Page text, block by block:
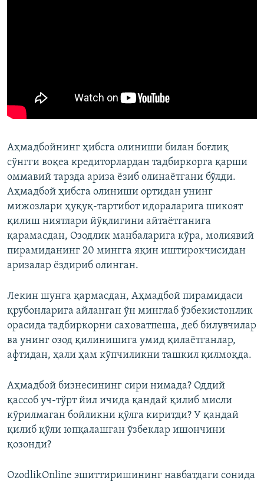
Аҳмадбойнинг ҳибсга олиниши билан боғлиқ
сўнгги воқеа кредиторлардан тадбиркорга қарши
оммавий тарзда ариза ёзиб олинаётгани бўлди.
Аҳмадбой ҳибсга олиниши ортидан унинг
мижозлари ҳуқуқ-тартибот идораларига шикоят
қилиш ниятлари йўқлигини айтаётганига
қарамасдан, Озодлик манбаларига кўра, молиявий
пирамиданинг 20 мингга яқин иштирокчисидан
аризалар ёздириб олинган.
Лекин шунга қармасдан, Аҳмадбой пирамидаси
қрубонларига айланган ўн минглаб ўзбекистонлик
орасида тадбиркорни саховатпеша, деб билувчилар
ва унинг озод қилинишига умид қилаётганлар,
афтидан, ҳали ҳам кўпчиликни ташкил қилмоқда.
Аҳмадбой бизнесининг сири нимада? Оддий
қассоб уч-тўрт йил ичида қандай қилиб мисли
кўрилмаган бойликни қўлга киритди? У қандай
қилиб қўли юпқалашган ўзбеклар ишончини
қозонди?
OzodlikOnline эшиттиришининг навбатдаги сонида